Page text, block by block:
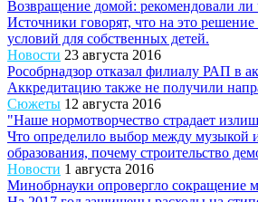
Возвращение домой: рекомендовали ли
Источники говорят, что на это
условий для собственных детей.
Новости 23 августа 2016
Рособрнадзор отказал филиалу РАП в
Аккредитацию также не получили
Сюжеты 12 августа 2016
"Наше нормотворчество страдает
Что определило выбор между музыкой
образования, почему строительство
Новости 1 августа 2016
Минобрнауки опровергло сокращение